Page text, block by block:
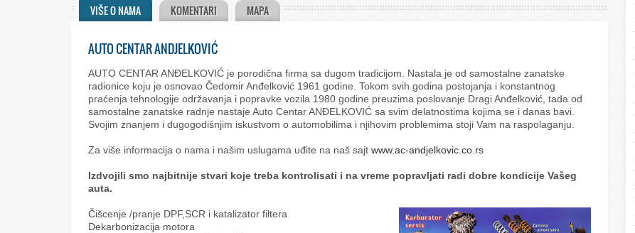
VIŠE O NAMA KOMENTARI MAPA
AUTO CENTAR ANDJELKOVIĆ
AUTO CENTAR ANĐELKOVIĆ je porodična firma sa dugom tradicijom. Nastala je od samostalne zanatske
radionice koju je osnovao Čedomir Anđelković 1961 godine. Tokom svih godina postojanja i konstantnog
praćenja tehnologije održavanja i popravke vozila 1980 godine preuzima poslovanje Dragi Anđelković, tada od
samostalne zanatske radnje nastaje Auto Centar ANÐELKOVIĆ sa svim delatnostima kojima se i danas bavi.
Svojim znanjem i dugogodišnjim iskustvom o automobilima i njihovim problemima stoji Vam na raspolaganju.
Za više informacija o nama i našim uslugama uđite na naš sajt www.ac-andjelkovic.co.rs
Izdvojili smo najbitnije stvari koje treba kontrolisati i na vreme popravljati radi dobre kondicije Vašeg
auta.
Čišcenje /pranje DPF,SCR i katalizator filtera
Dekarbonizacija motora